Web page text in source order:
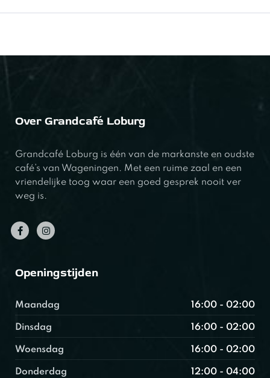
Over Grandcafé Loburg
Grandcafé Loburg is één van de markanste en oudste
café’s van Wageningen. Met een ruime zaal en een
vriendelijke toog waar een goed gesprek nooit ver
weg is.
Openingstijden
Maandag 16:00 - 02:00
Dinsdag 16:00 - 02:00
Woensdag 16:00 - 02:00
Donderdag 12:00 - 04:00